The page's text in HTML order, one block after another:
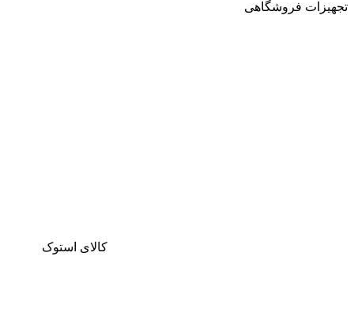
تجهیزات فروشگاهی
کالای استوک